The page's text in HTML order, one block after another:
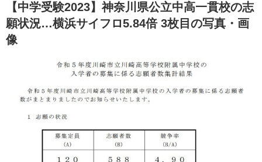
【中学受験2023】神奈川県公立中高一貫校の志
願状況…横浜サイフロ5.84倍 3枚目の写真・画
像